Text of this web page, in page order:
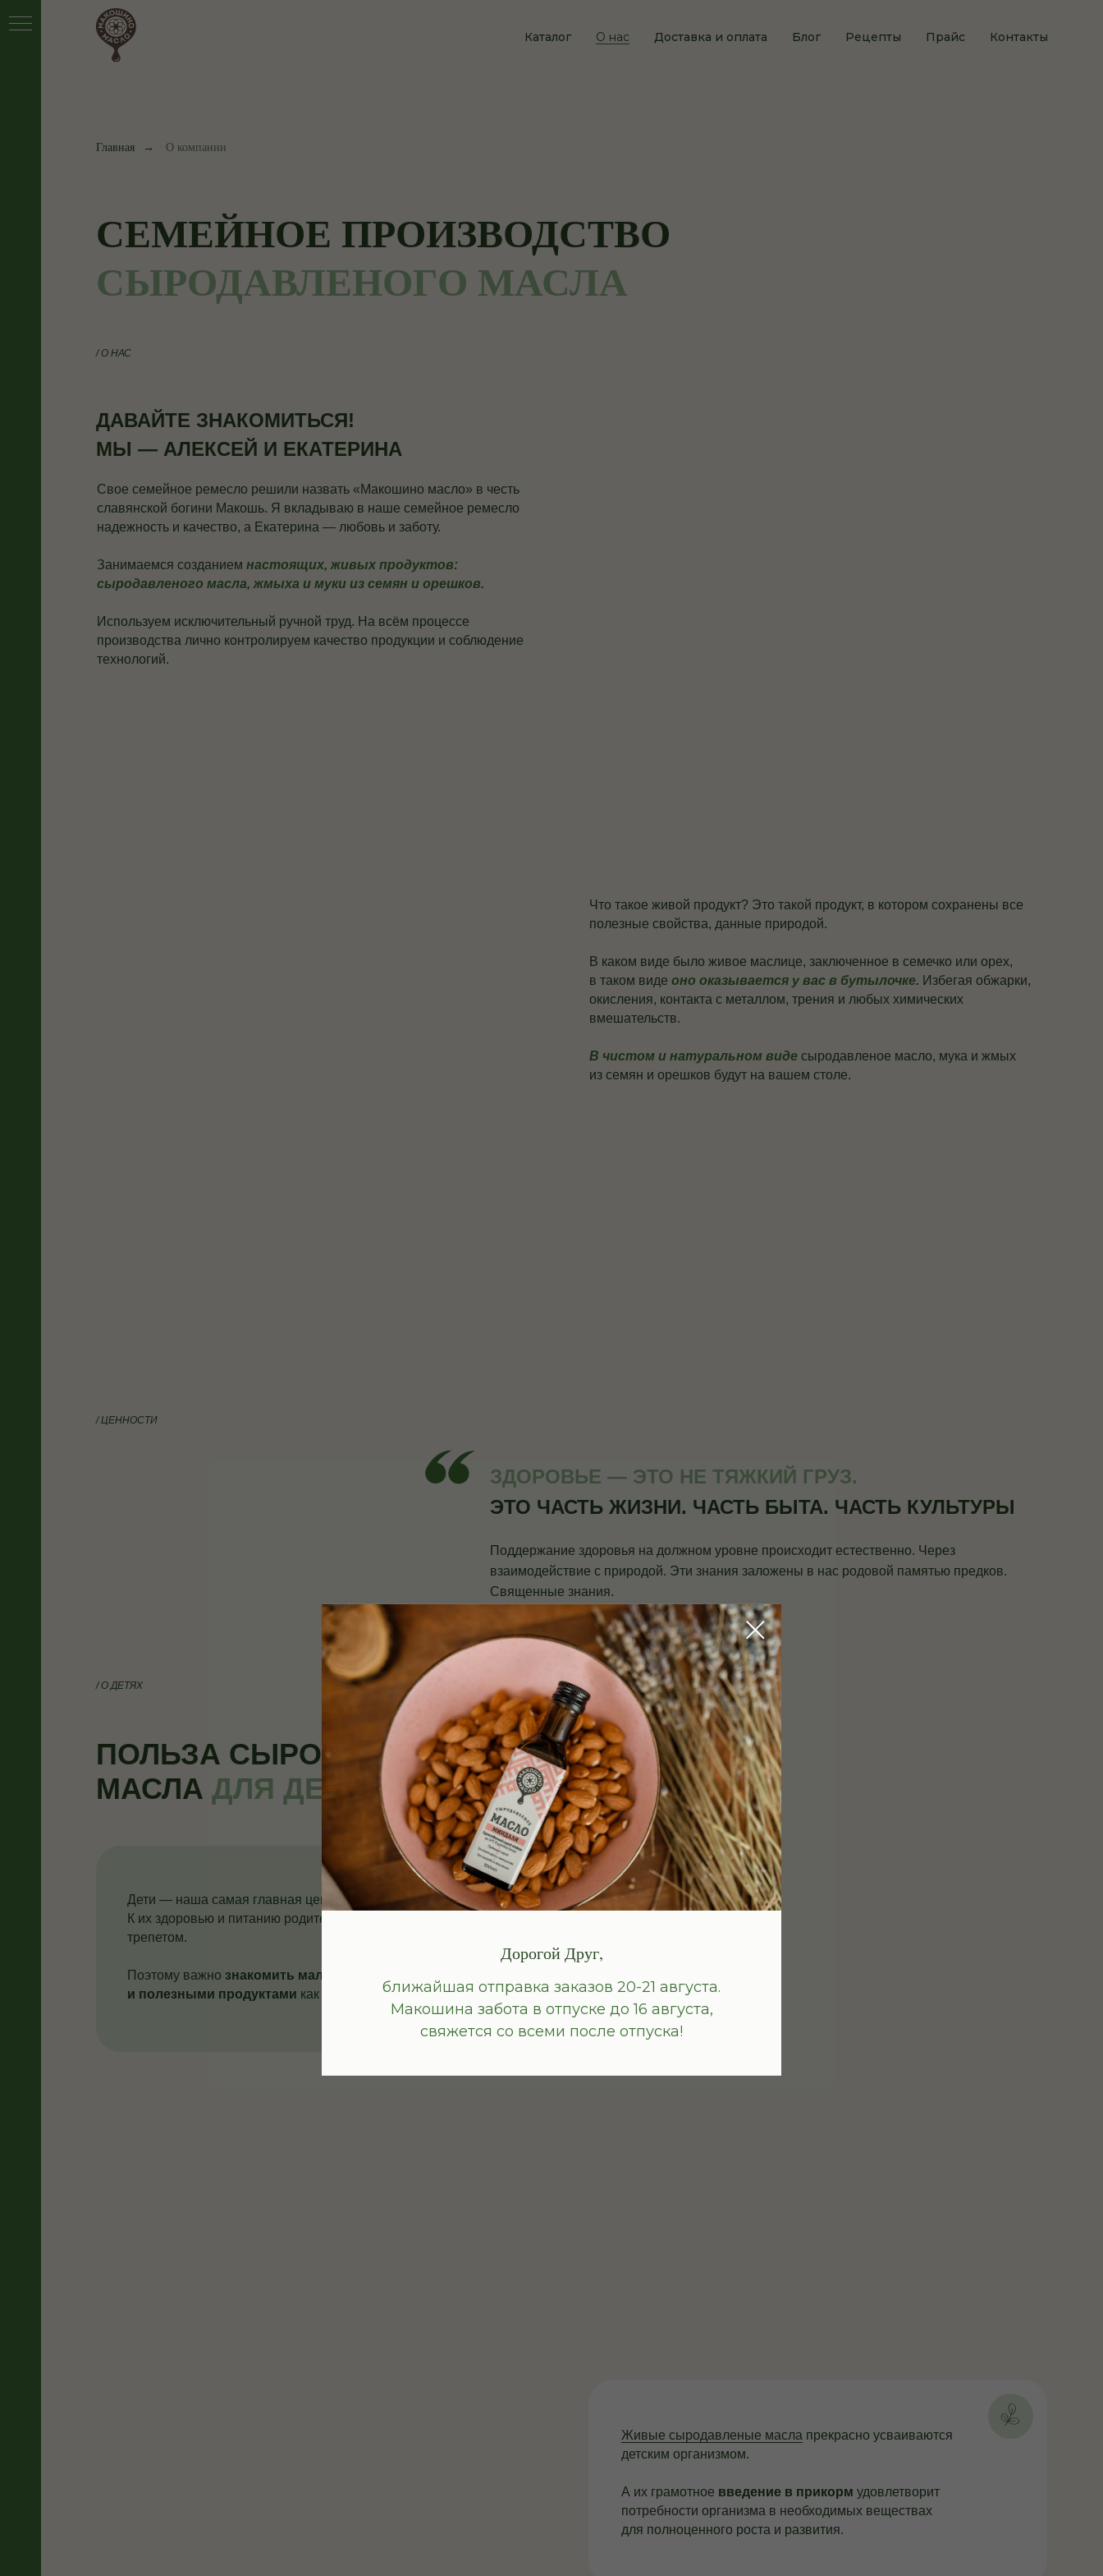
Каталог О нас Доставка и оплата Блог Рецепты Прайс Контакты
Главная → О компании
СЕМЕЙНОЕ ПРОИЗВОДСТВО
СЫРОДАВЛЕНОГО МАСЛА
ДАВАЙТЕ ЗНАКОМИТЬСЯ!
МЫ — АЛЕКСЕЙ И ЕКАТЕРИНА
Свое семейное ремесло решили назвать «Макошино масло» в честь
славянской богини Макошь. Я вкладываю в наше семейное ремесло
надежность и качество, а Екатерина — любовь и заботу.
Занимаемся созданием настоящих, живых продуктов:
сыродавленого масла, жмыха и муки из семян и орешков.
Используем исключительный ручной труд. На всём процессе
производства лично контролируем качество продукции и соблюдение
технологий.
Что такое живой продукт? Это такой продукт, в котором сохранены все
полезные свойства, данные природой.
В каком виде было живое маслице, заключенное в семечко или орех,
в таком виде оно оказывается у вас в бутылочке. Избегая обжарки,
окисления, контакта с металлом, трения и любых химических
вмешательств.
В чистом и натуральном виде сыродавленое масло, мука и жмых
из семян и орешков будут на вашем столе.
/ О НАС
/ ЦЕННОСТИ
ЗДОРОВЬЕ — ЭТО НЕ ТЯЖКИЙ ГРУЗ.
ЭТО ЧАСТЬ ЖИЗНИ. ЧАСТЬ БЫТА. ЧАСТЬ КУЛЬТУРЫ
Поддержание здоровья на должном уровне происходит естественно. Через
взаимодействие с природой. Эти знания заложены в нас родовой памятью предков.
Священные знания.
ПОЛЬЗА СЫРОДАВЛЕНОГО
МАСЛА ДЛЯ ДЕТЕЙ
/ О ДЕТЯХ
Дети — наша самая главная ценность!
К их здоровью и питанию родители относятся с особым
трепетом.
Поэтому важно знакомить малышей с натуральными
и полезными продуктами как можно раньше.
Живые сыродавленые масла прекрасно усваиваются
детским организмом.
А их грамотное введение в прикорм удовлетворит
потребности организма в необходимых веществах
для полноценного роста и развития.
Дорогой Друг,
ближайшая отправка заказов 20-21 августа.
Макошина забота в отпуске до 16 августа,
свяжется со всеми после отпуска!